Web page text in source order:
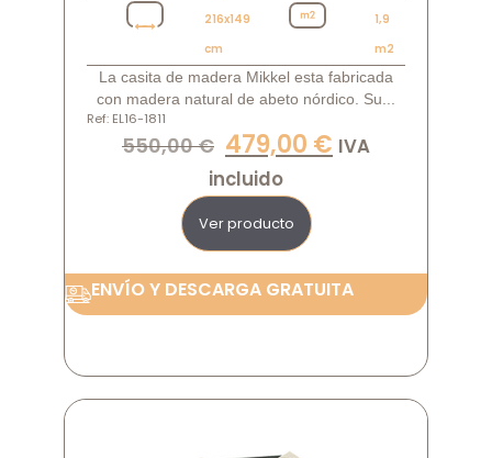
216x149
cm
1,9
m2
La casita de madera Mikkel esta fabricada
con madera natural de abeto nórdico. Su...
Ref: EL16-1811
550,00€ 479,00 € IVA
incluido
Ver producto
ENVÍO Y DESCARGA GRATUITA